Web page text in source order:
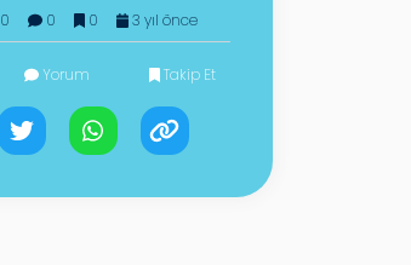
0 0 0 3 yıl önce
Yorum Takip Et